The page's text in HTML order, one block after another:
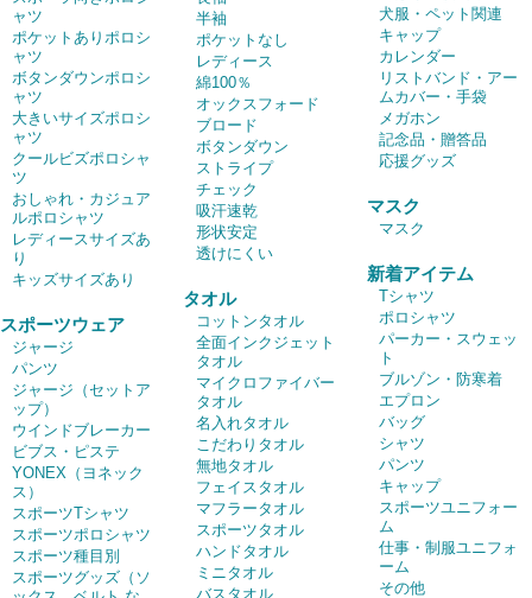
ャツ
ポケットありポロシ
ャツ
ボタンダウンポロシ
ャツ
大きいサイズポロシ
ャツ
クールビズポロシャ
ツ
おしゃれ・カジュア
ルポロシャツ
レディースサイズあ
り
キッズサイズあり
スポーツウェア
ジャージ
パンツ
ジャージ（セットア
ップ）
ウインドブレーカー
ビブス・ピステ
YONEX（ヨネック
ス）
スポーツTシャツ
スポーツポロシャツ
スポーツ種目別
スポーツグッズ（ソ
半袖
ポケットなし
レディース
綿100％
オックスフォード
ブロード
ボタンダウン
ストライプ
チェック
吸汗速乾
形状安定
透けにくい
タオル
コットンタオル
全面インクジェット
タオル
マイクロファイバー
タオル
名入れタオル
こだわりタオル
無地タオル
フェイスタオル
マフラータオル
スポーツタオル
ハンドタオル
ミニタオル
バスタオル
犬服・ペット関連
キャップ
カレンダー
リストバンド・アー
ムカバー・手袋
メガホン
記念品・贈答品
応援グッズ
マスク
マスク
新着アイテム
Tシャツ
ポロシャツ
パーカー・スウェッ
ト
ブルゾン・防寒着
エプロン
バッグ
シャツ
パンツ
キャップ
スポーツユニフォー
ム
仕事・制服ユニフォ
ーム
その他